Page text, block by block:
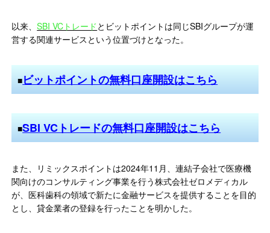
以来、SBI VCトレード とビットポイントは同じSBIグループが運
営する関連サービスという位置づけとなった。
■ビットポイントの無料口座開設はこちら
■SBI VCトレードの無料口座開設はこちら
また、リミックスポイントは2024年11月、連結子会社で医療機
関向けのコンサルティング事業を行う株式会社ゼロメディカル
が、医科歯科の領域で新たに金融サービスを提供することを目的
とし、貸金業者の登録を行ったことを明かした。